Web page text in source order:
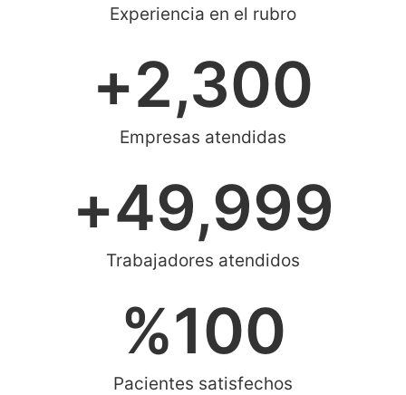
Experiencia en el rubro
Empresas atendidas
+2,300
Trabajadores atendidos
+49,999
Pacientes satisfechos
%100